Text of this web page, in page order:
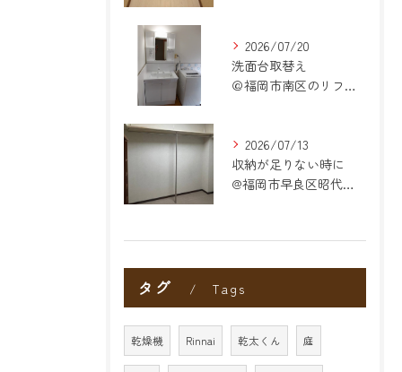
2026/07/20
洗面台取替え
＠福岡市南区のリフォーム
2026/07/13
収納が足りない時に
@福岡市早良区昭代のリフォーム
タグ Tags
乾燥機 Rinnai 乾太くん 庭